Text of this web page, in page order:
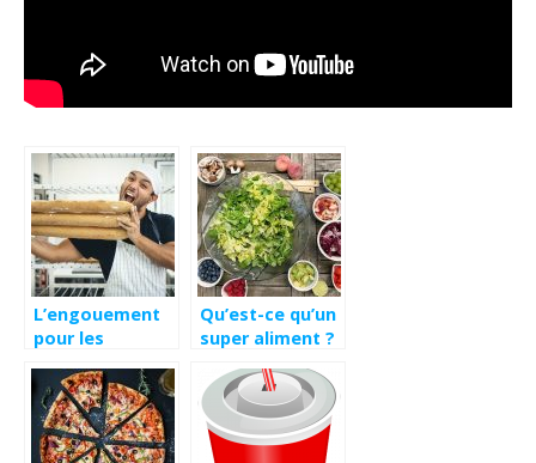
L’engouement
pour les
panifiaction
Qu’est-ce qu’un
super aliment ?